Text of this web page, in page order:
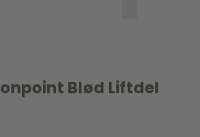
Blød Liftdel